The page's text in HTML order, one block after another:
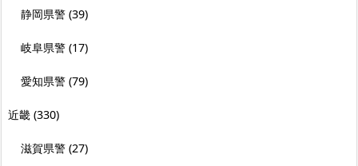
静岡県警 (39)
岐阜県警 (17)
愛知県警 (79)
近畿 (330)
滋賀県警 (27)